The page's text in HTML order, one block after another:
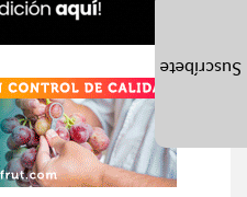
Suscríbete